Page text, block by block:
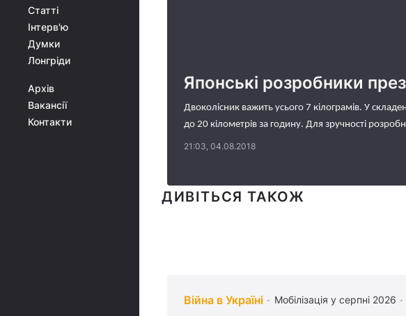
Статті
Інтерв'ю
Думки
Лонгріди
Архів
Вакансії
Контакти
Японські розробники
Двоколісник важить усього 7 кілограмів. У
до 20 кілометрів за годину. Для зручності
21:03, 04.08.2018
ДИВІТЬСЯ ТАКОЖ
Війна в Україні Мобілізація у серпні 2026